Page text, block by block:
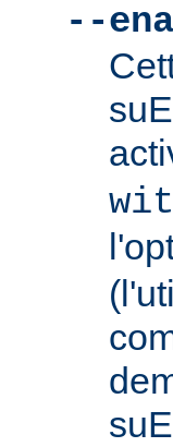
--